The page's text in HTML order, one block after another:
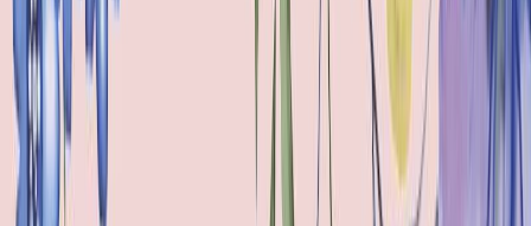
Συγγραφέας
Jane Austen